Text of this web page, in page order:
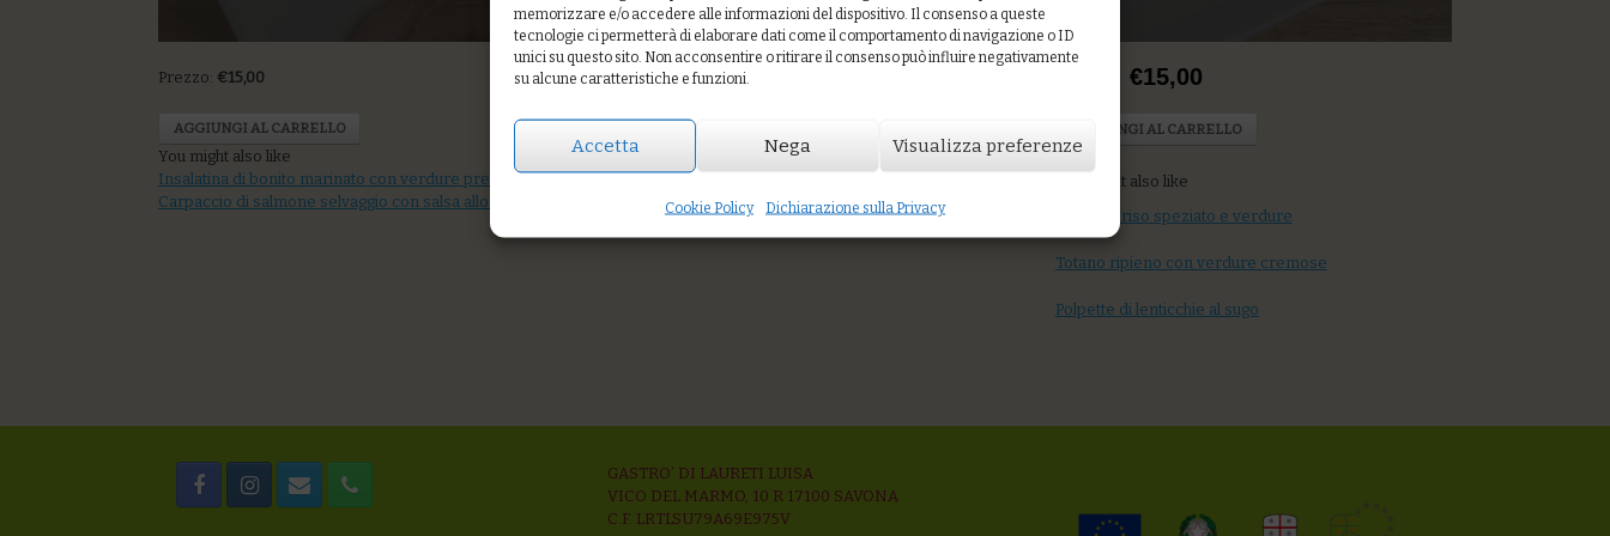
memorizzare e/o accedere alle informazioni del dispositivo. Il consenso a queste
tecnologie ci permetterà di elaborare dati come il comportamento di navigazione o ID
unici su questo sito. Non acconsentire o ritirare il consenso può influire negativamente
su alcune caratteristiche e funzioni.
Accetta Nega Visualizza preferenze
Cookie Policy Dichiarazione sulla Privacy
Prezzo: €15,00
AGGIUNGI AL CARRELLO
You might also like
Insalatina di bonito marinato con verdure pressate Quiche di cicoria e cipolle su crema di batata rossa
Carpaccio di salmone selvaggio con salsa allo yogurt e insalatina
Price: €15,00
AGGIUNGI AL CARRELLO
You might also like
Supplì di riso speziato e verdure
Totano ripieno con verdure cremose
Polpette di lenticchie al sugo
GASTRO’ DI LAURETI LUISA
VICO DEL MARMO, 10 R 17100 SAVONA
C.F. LRTLSU79A69E975V